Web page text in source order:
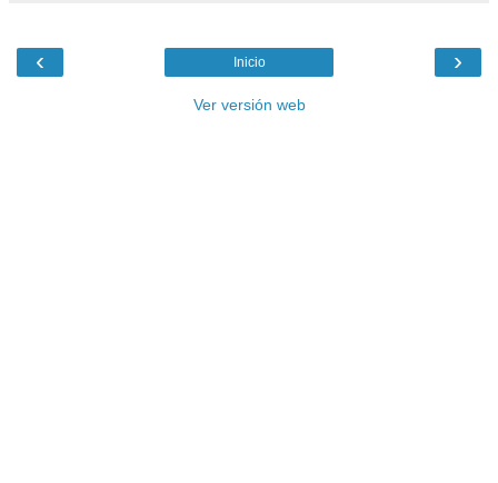
‹ ›
Inicio
Ver versión web